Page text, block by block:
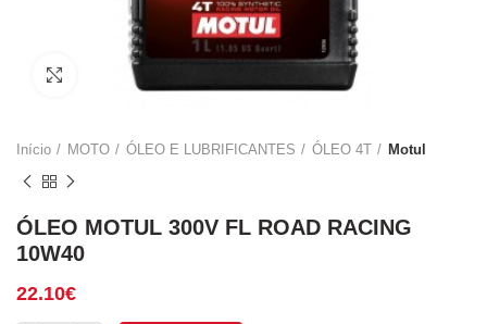
Click to enlarge
Início MOTO ÓLEO E LUBRIFICANTES ÓLEO 4T Motul
ÓLEO MOTUL 300V FL ROAD RACING
10W40
22.10€